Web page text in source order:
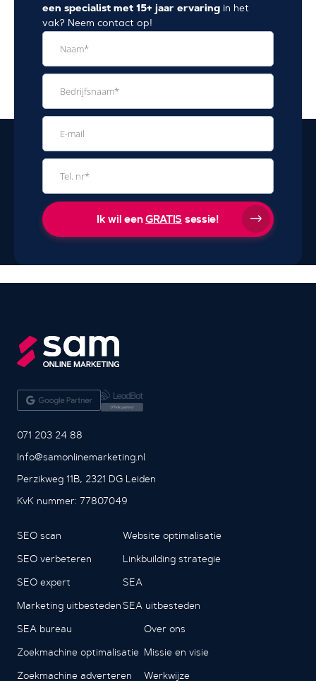
een specialist met 15+ jaar ervaring in het
vak? Neem contact op!
Ik wil eenGRATIS sessie!
071 203 24 88
Info@samonlinemarketing.nl
Perzikweg 11B, 2321 DG Leiden
KvK nummer: 77807049
SEO scan
SEO verbeteren
SEO expert
Marketing uitbesteden
Website optimalisatie
Linkbuilding strategie
SEA
SEA uitbesteden
SEA bureau
Zoekmachine optimalisatie
Zoekmachine adverteren
Over ons
Missie en visie
Werkwijze